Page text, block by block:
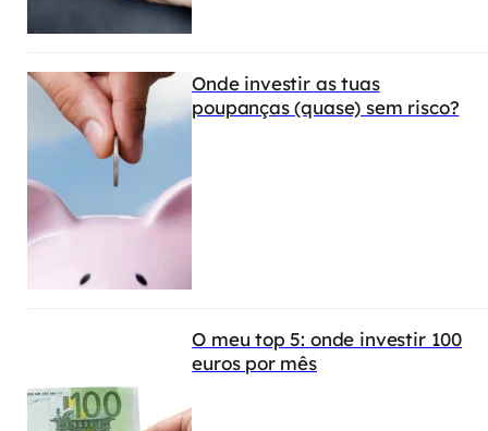
Onde investir as tuas
poupanças (quase) sem risco?
O meu top 5: onde investir 100
euros por mês